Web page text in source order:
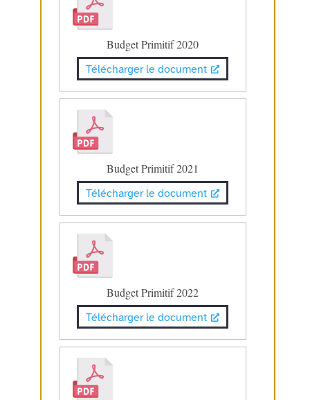
Budget Primitif 2020
Télécharger le document
Budget Primitif 2021
Télécharger le document
Budget Primitif 2022
Télécharger le document